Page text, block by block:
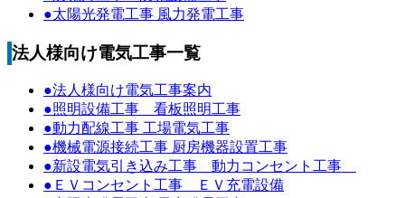
●太陽光発電工事 風力発電工事
法人様向け電気工事一覧
●法人様向け電気工事案内
●照明設備工事 看板照明工事
●動力配線工事 工場電気工事
●機械電源接続工事 厨房機器設置工事
●新設電気引き込み工事 動力コンセント工事
●ＥＶコンセント工事 ＥＶ充電設備